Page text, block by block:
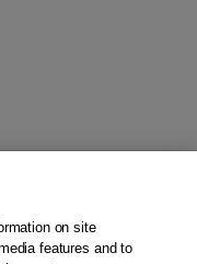
on site
features and to